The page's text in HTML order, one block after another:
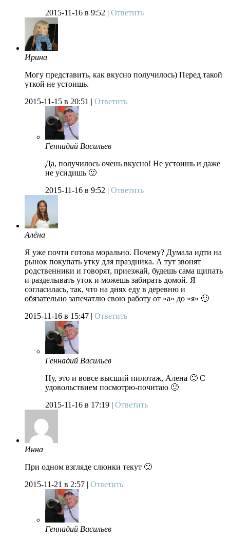
2015-11-16 в 9:52 | Ответить
Ирина
Могу представить, как вкусно получилось) Перед такой
уткой не устоишь.
2015-11-15 в 20:51 | Ответить
Геннадий Васильев
Да, получилось очень вкусно! Не устоишь и даже
не усидишь 🙂
2015-11-16 в 9:52 | Ответить
Алёна
Я уже почти готова морально. Почему? Думала идти на
рынок покупать утку для праздника. А тут звонят
родственники и говорят, приезжай, будешь сама щипать
и разделывать уток и можешь забирать домой. Я
согласилась, так, что на днях еду в деревню и
обязательно запечатлю свою работу от «а» до «я» 🙂
2015-11-16 в 15:47 | Ответить
Геннадий Васильев
Ну, это и вовсе высший пилотаж, Алена 🙂 С
удовольствием посмотрю-почитаю 🙂
2015-11-16 в 17:19 | Ответить
Инна
При одном взгляде слюнки текут 🙂
2015-11-21 в 2:57 | Ответить
Геннадий Васильев